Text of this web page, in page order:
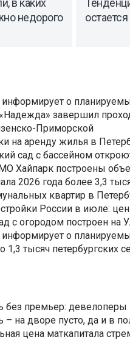
в каких
недорого
о
завершил
Приморской
на аренду жилья в
сад с бассейном
Хайпарк построены
2026 года более 3,3
квартир в
России в июле:
с огородом построен
о
1,3 тысяч петербургских
без премьер: девелоперы
на дворе пусто, да и в
цена маткапитала